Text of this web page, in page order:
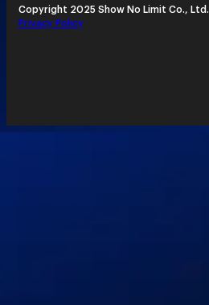
Copyright 2025 Show No Limit Co., Ltd.
Privacy Policy